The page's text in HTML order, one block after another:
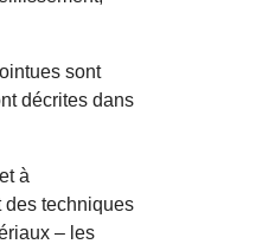
sont
décrites dans
à
des techniques
– les